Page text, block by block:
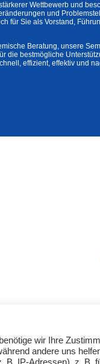
Wettbewerb und
und
für Sie als Vorstand,
Beratung, unsere
die bestmögliche
effizient, effektiv und
wir Ihre
andere uns